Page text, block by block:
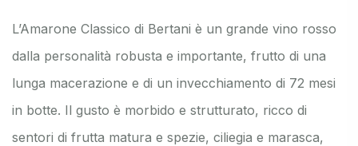
L’Amarone Classico di Bertani è un grande vino rosso
dalla personalità robusta e importante, frutto di una
lunga macerazione e di un invecchiamento di 72 mesi
in botte. Il gusto è morbido e strutturato, ricco di
sentori di frutta matura e spezie, ciliegia e marasca,